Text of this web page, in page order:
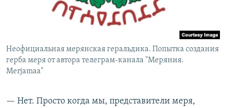
Неофициальная мерянская геральдика. Попытка создания
герба меря от автора телеграм-канала "Меряния.
Merjamaa"
— Нет. Просто когда мы, представители меря,